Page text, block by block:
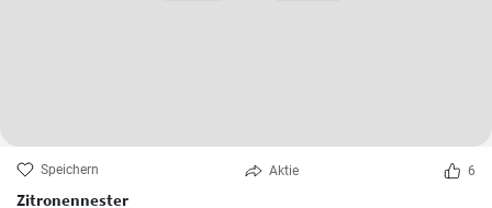
Speichern Aktie 6
Zitronennester